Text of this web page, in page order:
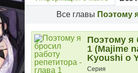
Все главы Поэтому
Поэтому я
1 (Majime
Kyoushi o
Серия